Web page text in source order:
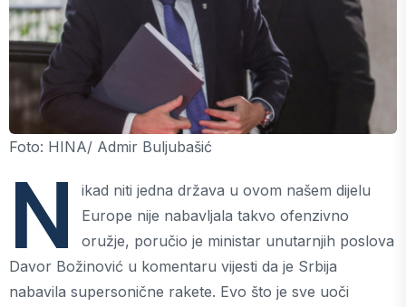
Foto: HINA/ Admir Buljubašić
N
ikad niti jedna država u ovom našem dijelu
Europe nije nabavljala takvo ofenzivno
oružje, poručio je ministar unutarnjih poslova
Davor Božinović u komentaru vijesti da je Srbija
nabavila supersonične rakete. Evo što je sve uoči